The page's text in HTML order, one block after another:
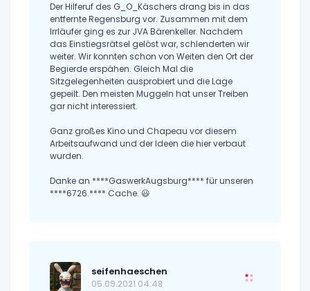
Der Hilferuf des G_O_Käschers drang bis in das
entfernte Regensburg vor. Zusammen mit dem
Irrläufer ging es zur JVA Bärenkeller. Nachdem
das Einstiegsrätsel gelöst war, schlenderten wir
weiter. Wir konnten schon von Weiten den Ort der
Begierde erspähen. Gleich Mal die
Sitzgelegenheiten ausprobiert und die Lage
gepeilt. Den meisten Muggeln hat unser Treiben
gar nicht interessiert.
Ganz großes Kino und Chapeau vor diesem
Arbeitsaufwand und der Ideen die hier verbaut
wurden.
Danke an ****GaswerkAugsburg**** für unseren
****6726.**** Cache. 😃
seifenhaeschen
05.09.2021 04:48